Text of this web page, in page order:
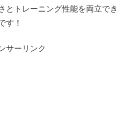
とトレーニング性能を両立でき
す！
サーリンク